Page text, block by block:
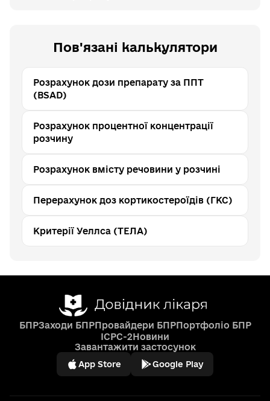
Пов'язані калькулятори
Розрахунок дози препарату за ППТ
(BSAD)
Розрахунок процентної концентрації
розчину
Розрахунок вмісту речовини у розчині
Перерахунок доз кортикостероїдів (ГКС)
Критерії Уеллса (ТЕЛА)
БПРЗаходи БПРПровайдери БПРПортфоліо БПР
ICPC-2Новини
Завантажити застосунок
App Store Google Play